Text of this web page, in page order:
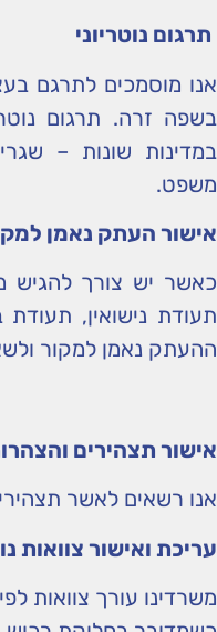
תרגום נוטריוני
אנו מוסמכים לתרגם
בשפה זרה. תרגום
במדינות שונות –
משפט.
אישור העתק נאמן
כאשר יש צורך להגיש
תעודת נישואין, תעודת
ההעתק נאמן למקור
אישור תצהירים
אנו רשאים לאשר
עריכת ואישור צוואות
משרדינו עורך צוואות